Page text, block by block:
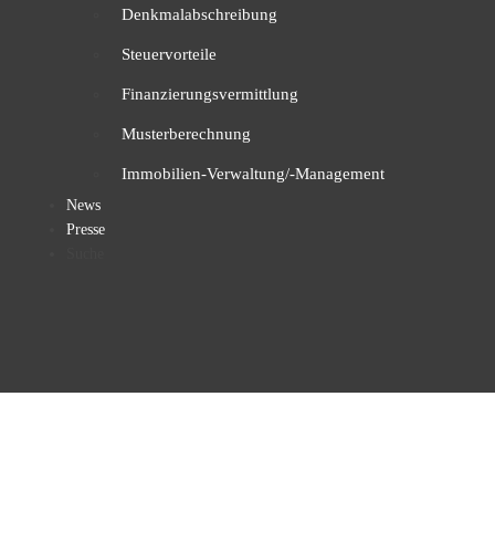
Denkmalabschreibung
Steuervorteile
Finanzierungsvermittlung
Musterberechnung
Immobilien-Verwaltung/-Management
News
Presse